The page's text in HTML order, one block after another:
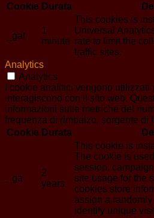
Cookie Durata
_gat
1
minute
This cookies is
Universal
rate to limit the
traffic sites.
Analytics
Analytics
I cookie analitici vengono
interagiscono con il sito web.
informazioni sulle metriche del
frequenza di rimbalzo, sorgente di
Cookie Durata
_ga
2
years
This cookie is
The cookie is
session,
site usage for the
cookies store
assign a
identify unique